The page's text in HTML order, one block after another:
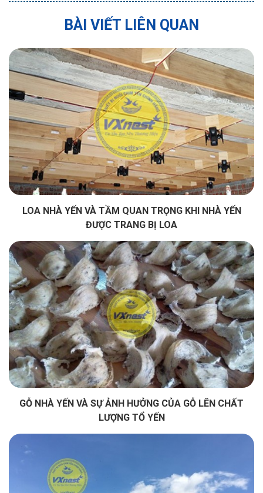
BÀI VIẾT LIÊN QUAN
LOA NHÀ YẾN VÀ TẦM QUAN TRỌNG KHI NHÀ YẾN
ĐƯỢC TRANG BỊ LOA
GỖ NHÀ YẾN VÀ SỰ ẢNH HƯỞNG CỦA GỖ LÊN CHẤT
LƯỢNG TỔ YẾN